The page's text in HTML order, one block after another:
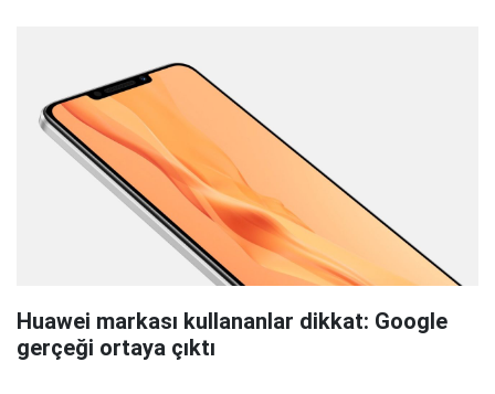
Huawei markası kullananlar dikkat: Google
gerçeği ortaya çıktı